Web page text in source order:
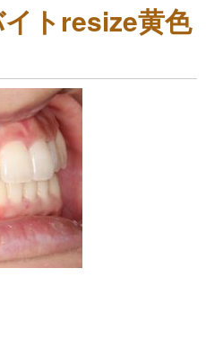
トresize黄色